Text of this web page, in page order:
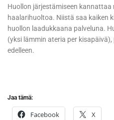
Huollon järjestämiseen
haalarihuoltoa. Niistä saa kaiken
huollon laadukkaana palveluna.
(yksi lämmin ateria per
edelleen.
Jaa tämä:
Facebook X